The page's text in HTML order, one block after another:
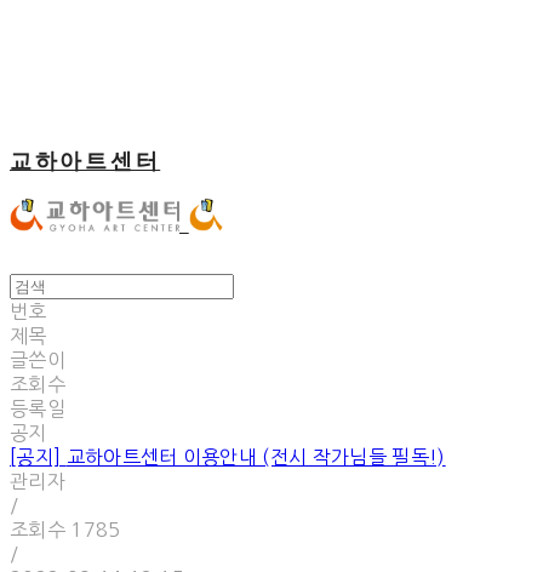
교하아트센터
번호
제목
글쓴이
조회수
등록일
공지
[공지]
교하아트센터 이용안내 (전시 작가님들 필독!)
관리자
/
조회수 1785
/